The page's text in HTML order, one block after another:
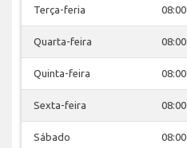
Terça-feria 08:00
Quarta-feira 08:00
Quinta-feira 08:00
Sexta-feira 08:00
Sábado 08:00